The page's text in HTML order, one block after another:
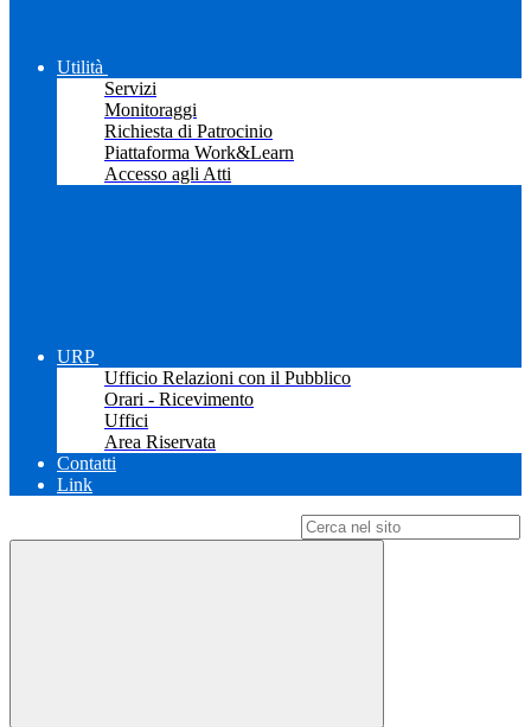
Utilità
Servizi
Monitoraggi
Richiesta di Patrocinio
Piattaforma Work&Learn
Accesso agli Atti
URP
Ufficio Relazioni con il Pubblico
Orari - Ricevimento
Uffici
Area Riservata
Contatti
Link